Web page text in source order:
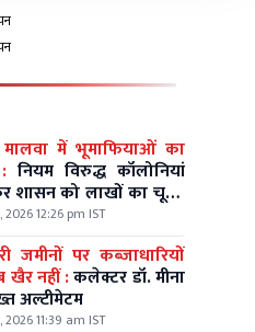
में भूमाफियाओं का
नियम विरुद्ध कॉलोनियां
शासन को लाखों का चूना,
की चुप्पी पर सवाल
12:26 pm IST
जमीनों पर कब्जाधारियों
खैर नहीं :कलेक्टर डॉ. मीना
अल्टीमेटम
11:39 am IST